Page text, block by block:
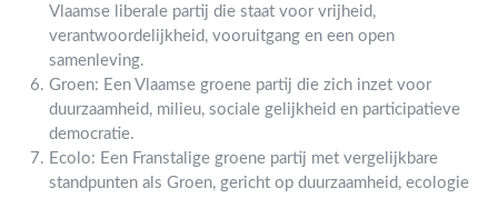
Vlaamse liberale partij die staat voor vrijheid,
verantwoordelijkheid, vooruitgang en een open
samenleving.
Groen: Een Vlaamse groene partij die zich inzet voor
duurzaamheid, milieu, sociale gelijkheid en participatieve
democratie.
Ecolo: Een Franstalige groene partij met vergelijkbare
standpunten als Groen, gericht op duurzaamheid, ecologie